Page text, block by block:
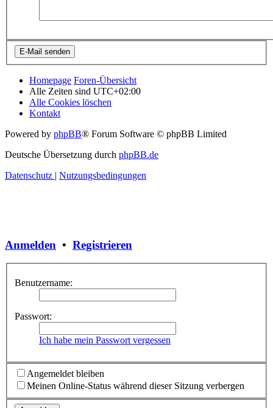
Homepage Foren-Übersicht
Alle Zeiten sind UTC+02:00
Alle Cookies löschen
Kontakt
Powered by phpBB® Forum Software © phpBB Limited
Deutsche Übersetzung durch phpBB.de
Datenschutz | Nutzungsbedingungen
Anmelden • Registrieren
Benutzername:
Passwort:
Ich habe mein Passwort vergessen
Angemeldet bleiben
Meinen Online-Status während dieser Sitzung verbergen